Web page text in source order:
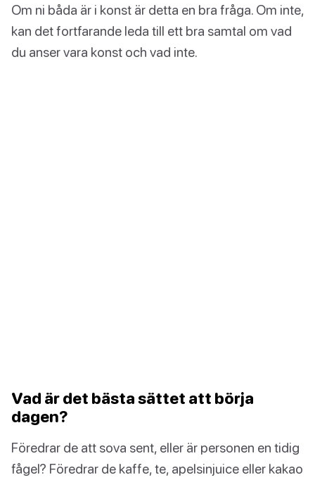
Om ni båda är i konst är detta en bra fråga. Om inte,
kan det fortfarande leda till ett bra samtal om vad
du anser vara konst och vad inte.
Vad är det bästa sättet att börja
dagen?
Föredrar de att sova sent, eller är personen en tidig
fågel? Föredrar de kaffe, te, apelsinjuice eller kakao